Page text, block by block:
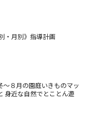
・月別》指導計画
～８月の園庭いきものマッ
身近な自然でとことん遊